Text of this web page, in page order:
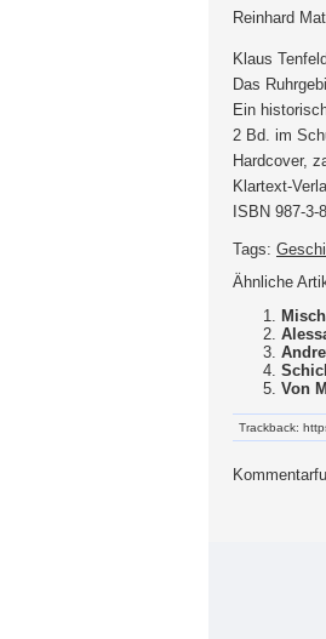
Reinhard
Klaus
Das
Ein
2 Bd. im
Hardcover,
Klartext-
ISBN 987-3-
Tags:
Ähnliche
Von
Trackback: